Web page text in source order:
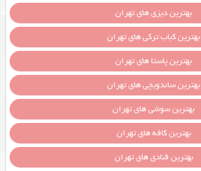
بهترین دیزی های تهران
بهترین کباب ترکی های تهران
بهترین پاستا های تهران
بهترین ساندویچی های تهران
بهترین سوشی های تهران
بهترین کافه های تهران
بهترین قنادی های تهران